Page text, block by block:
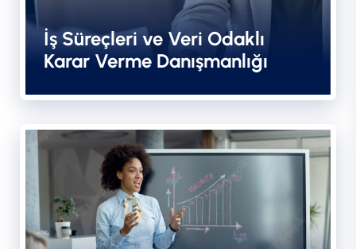
İş Süreçleri ve Veri Odaklı
Karar Verme Danışmanlığı